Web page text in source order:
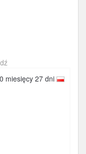
miesięcy 27 dni